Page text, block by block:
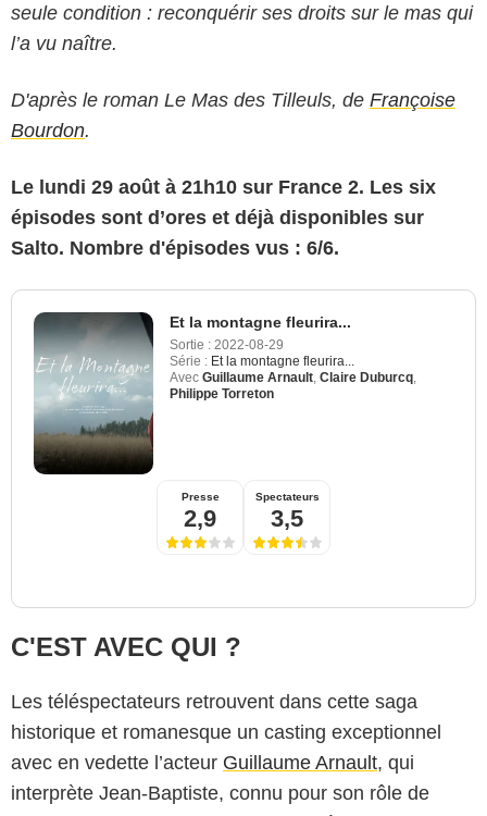
seule condition : reconquérir ses droits sur le mas qui
l’a vu naître.
D'après le roman Le Mas des Tilleuls, de Françoise
Bourdon.
Le lundi 29 août à 21h10 sur France 2. Les six
épisodes sont d’ores et déjà disponibles sur
Salto. Nombre d'épisodes vus : 6/6.
Et la montagne fleurira...
Sortie : 2022-08-29
Série : Et la montagne fleurira...
Avec Guillaume Arnault Claire Duburcq
Philippe Torreton
Presse
2,9
Spectateurs
3,5
C'EST AVEC QUI ?
Les téléspectateurs retrouvent dans cette saga
historique et romanesque un casting exceptionnel
avec en vedette l’acteur Guillaume Arnault, qui
interprète Jean-Baptiste, connu pour son rôle de